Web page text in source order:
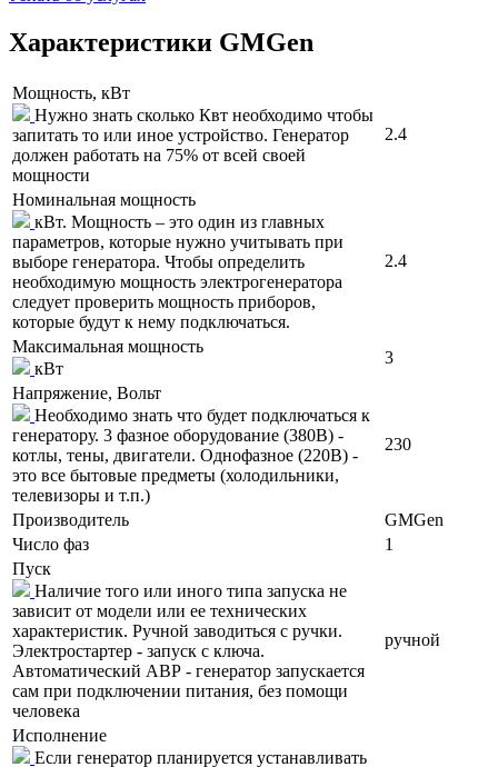
Характеристики GMGen
Мощность, кВт
Нужно знать сколько Квт необходимо чтобы
запитать то или иное устройство. Генератор
должен работать на 75% от всей своей
мощности
2.4
Номинальная мощность
кВт. Мощность – это один из главных
параметров, которые нужно учитывать при
выборе генератора. Чтобы определить
необходимую мощность электрогенератора
следует проверить мощность приборов,
которые будут к нему подключаться.
2.4
Максимальная мощность
кВт
3
Напряжение, Вольт
Необходимо знать что будет подключаться к
генератору. 3 фазное оборудование (380В) -
котлы, тены, двигатели. Однофазное (220В) -
это все бытовые предметы (холодильники,
телевизоры и т.п.)
230
Производитель
GMGen
Число фаз
1
Пуск
Наличие того или иного типа запуска не
зависит от модели или ее технических
характеристик. Ручной заводиться с ручки.
Электростартер - запуск с ключа.
Автоматический АВР - генератор запускается
сам при подключении питания, без помощи
человека
ручной
Исполнение
Если генератор планируется устанавливать